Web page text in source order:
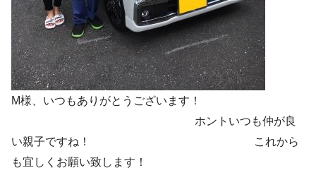
M様、いつもありがとうございます！
ホントいつも仲が良
い親子ですね！ これから
も宜しくお願い致します！